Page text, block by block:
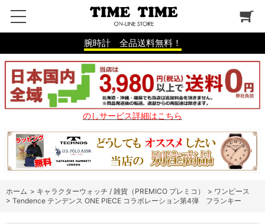
腕時計 全品送料無料！
のしサービス詳細はこちら
ホーム > キャラクターウォッチ / 雑貨（PREMICO プレミコ） > ワンピース
> Tendence テンデンス ONE PIECE コラボレーション第4弾 フランキー